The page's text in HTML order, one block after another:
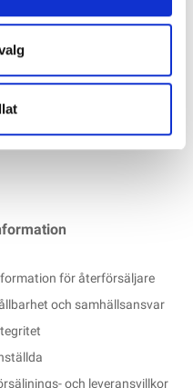
och bältesclips Dim
för återförsäljare
och samhällsansvar
och leveransvillkor